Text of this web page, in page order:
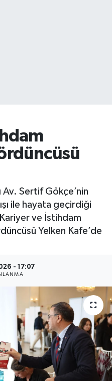
Av. Sertif Gökçe’nin
ile hayata geçirdiği
ve İstihdam
Yelken Kafe’de
- 17:07